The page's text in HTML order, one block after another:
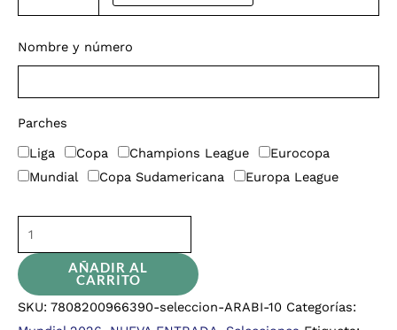
Nombre y número
Parches
Liga
Copa Champions League
Eurocopa
Mundial
Copa Sudamericana Europa League
AÑADIR AL
CARRITO
SKU: 7808200966390-seleccion-ARABI-10 Categorías: